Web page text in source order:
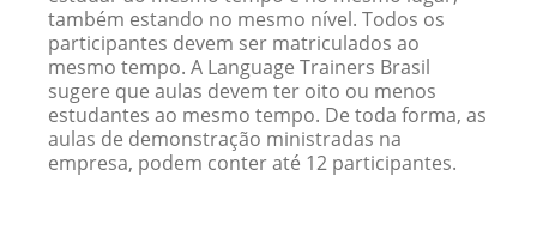
também estando no mesmo nível. Todos os
participantes devem ser matriculados ao
mesmo tempo. A Language Trainers Brasil
sugere que aulas devem ter oito ou menos
estudantes ao mesmo tempo. De toda forma, as
aulas de demonstração ministradas na
empresa, podem conter até 12 participantes.